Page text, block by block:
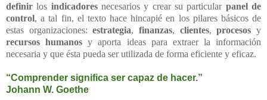
definir los indicadoresnecesarios y crear su particular panel de
control, a tal fin, el texto hace hincapié en los pilares básicos de
estas organizaciones:estrategia,finanzas, clientes,procesos y
recursos humanos y aporta ideas para extraer la información
necesaria y que ésta pueda ser utilizada de forma eficiente y eficaz.
“Comprender significa ser capaz de hacer.”
Johann W. Goethe